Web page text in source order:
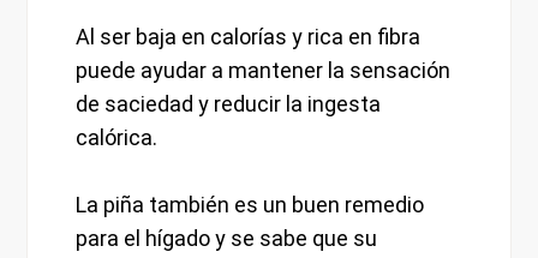
Al ser baja en calorías y rica en fibra
puede ayudar a mantener la sensación
de saciedad y reducir la ingesta
calórica.
La piña también es un buen remedio
para el hígado y se sabe que su